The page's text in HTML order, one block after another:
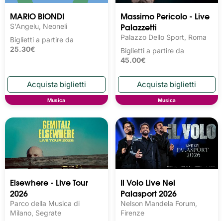
MARIO BIONDI
S'Angelu, Neoneli
Biglietti a partire da
25.30€
Musica
Massimo Pericolo - Live
Palazzetti
Palazzo Dello Sport, Roma
Biglietti a partire da
45.00€
Musica
Elsewhere - Live Tour
2026
Parco della Musica di
Milano, Segrate
Il Volo Live Nei
Palasport 2026
Nelson Mandela Forum,
Firenze